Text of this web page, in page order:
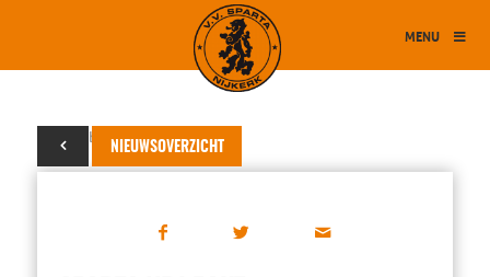
MENU
NIEUWSOVERZICHT
30 oktober 2021